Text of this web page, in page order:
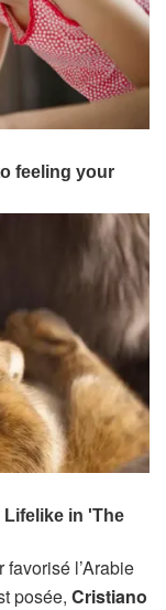
l’Arabie
posée, Cristiano